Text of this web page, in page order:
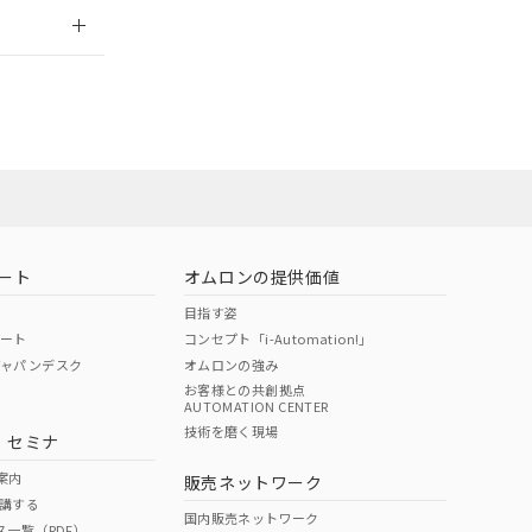
O O
ページへ
ください
ト
ト
パンデスク
セミナ
内
する
オムロンの提供価値
目指す姿
コンセプト「i-Automation!」
オムロンの強み
お客様との共創拠点
AUTOMATION CENTER
技術を磨く現場
販売ネットワーク
国内販売ネットワーク